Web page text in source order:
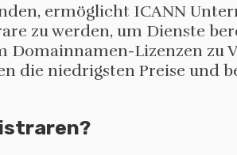
ermöglicht ICANN
zu werden, um Dienste
Lizenzen zu
die niedrigsten Preise und